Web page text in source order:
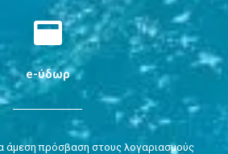
e-ύδωρ
άμεση πρόσβαση στους λογαριασμούς